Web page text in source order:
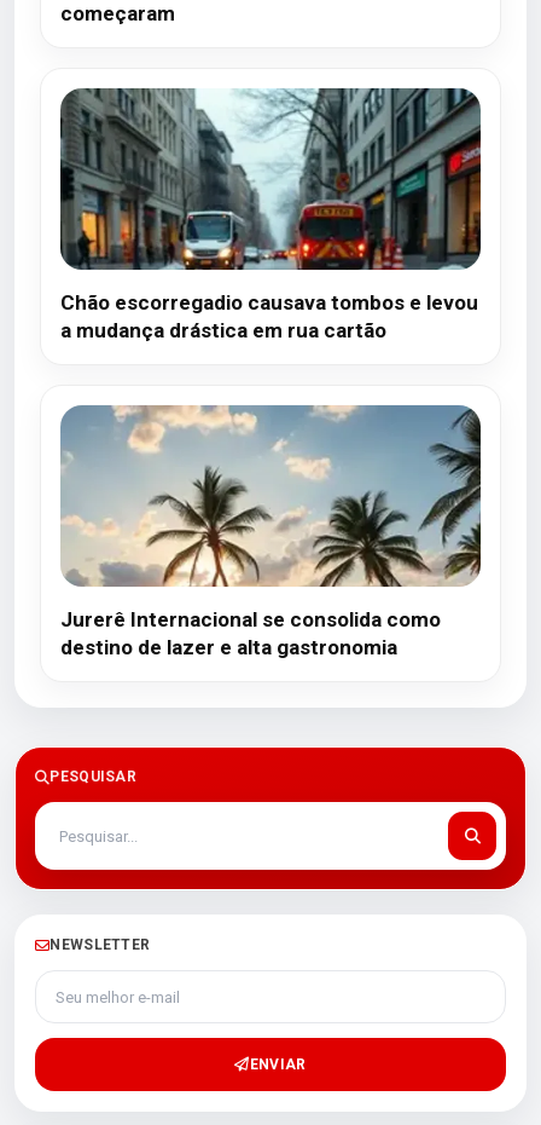
começaram
Chão escorregadio causava tombos e levou
a mudança drástica em rua cartão
Jurerê Internacional se consolida como
destino de lazer e alta gastronomia
PESQUISAR
NEWSLETTER
Seu melhor e-mail
ENVIAR